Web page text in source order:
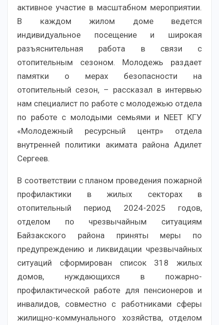
активное участие в масштабном мероприятии.
В каждом жилом доме ведется
индивидуальное посещение и широкая
разъяснительная работа в связи с
отопительным сезоном. Молодежь раздает
памятки о мерах безопасности на
отопительный сезон, – рассказал в интервью
нам специалист по работе с молодежью отдела
по работе с молодыми семьями и NEET КГУ
«Молодежный ресурсный центр» отдела
внутренней политики акимата района Адилет
Сергеев.
В соответствии с планом проведения пожарной
профилактики в жилых секторах в
отопительный период 2024-2025 годов,
отделом по чрезвычайным ситуациям
Байзакского района приняты меры по
предупреждению и ликвидации чрезвычайных
ситуаций сформирован список 318 жилых
домов, нуждающихся в пожарно-
профилактической работе для пенсионеров и
инвалидов, совместно с работниками сферы
жилищно-коммунального хозяйства, отделом